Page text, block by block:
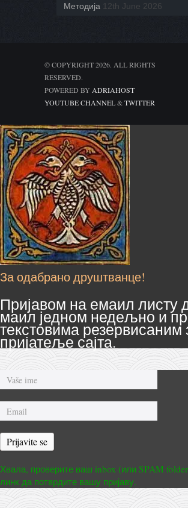
Методија 12th June 2026
© COPYRIGHT 2026. ALL RIGHTS
POWERED BY ADRIAHOST
YOUTUBE CHANNEL&TWITTER
За одабрано друштванце!
Пријавом на емаил листу
маил једном недељно и
текстовима резервисаним
пријатеље сајта.
Prijavite se
Хвала, проверите ваш inbox (или SPAM
линк да потврдите вашу пријаву.